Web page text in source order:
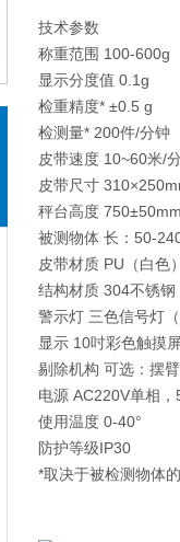
技术参数
称重范围 100-600g
显示分度值 0.1g
检重精度* ±0.5 g
检测量* 200件/分钟
皮带速度 10~60米/
皮带尺寸
秤台高度
被测物体 长：50-
皮带材质 PU（白色
结构材质 304不锈钢
警示灯 三色信号灯
显示 10吋彩色触摸
剔除机构 可选：摆
电源 AC220V单相
使用温度 0-40°
防护等级IP30
*取决于被检测物体